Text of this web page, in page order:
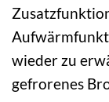
wieder zu
gefrorenes